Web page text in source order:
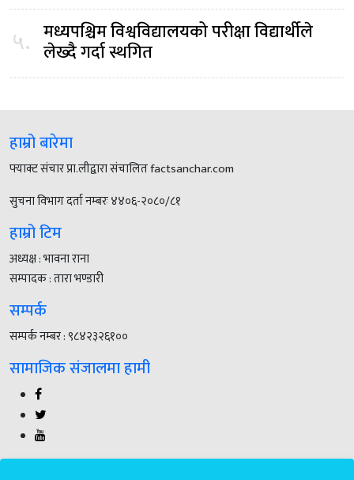
५. मध्यपश्चिम विश्वविद्यालयको परीक्षा विद्यार्थीले
लेख्दै गर्दा स्थगित
हाम्रो बारेमा
फ्याक्ट संचार प्रा.लीद्वारा संचालित factsanchar.com
सुचना विभाग दर्ता नम्बरः ४४०६-२०८०/८१
हाम्रो टिम
अध्यक्ष : भावना राना
सम्पादक : तारा भण्डारी
सम्पर्क
सम्पर्क नम्बर : ९८४२३२६१००
सामाजिक संजालमा हामी